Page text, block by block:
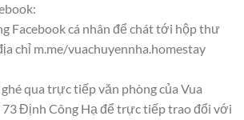
Facebook cá nhân để chát tới hộp thư
chỉ m.me/vuachuyennha.homestay
qua trực tiếp văn phòng của Vua
73 Định Công Hạ để trực tiếp trao đổi với